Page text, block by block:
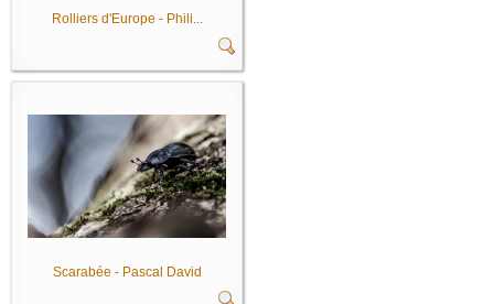
Rolliers d'Europe - Phili...
Scarabée - Pascal David